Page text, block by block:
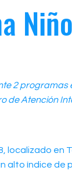
2 programas
de Atención
localizado en
alto índice de